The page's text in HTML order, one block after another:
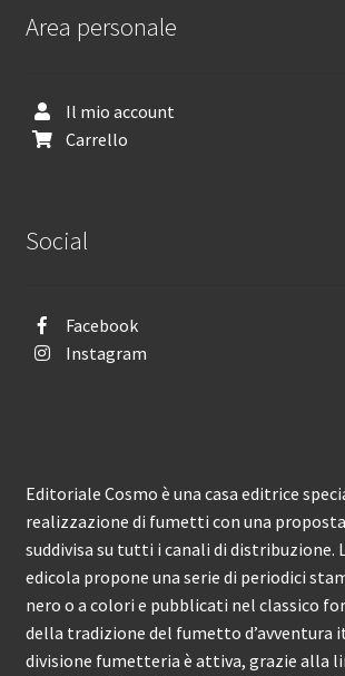
Area personale
Il mio account
Carrello
Social
Facebook
Instagram
Editoriale Cosmo è una casa editrice
realizzazione di fumetti con una
suddivisa su tutti i canali di distribuzione.
edicola propone una serie di periodici
nero o a colori e pubblicati nel classico
della tradizione del fumetto d’avventura
divisione fumetteria è attiva, grazie alla